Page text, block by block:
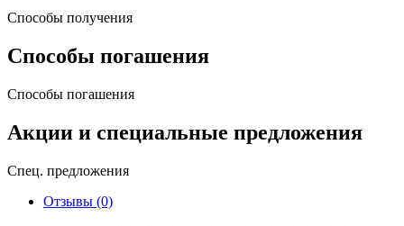
Способы получения
Способы погашения
Способы погашения
Акции и специальные предложения
Спец. предложения
Отзывы (0)